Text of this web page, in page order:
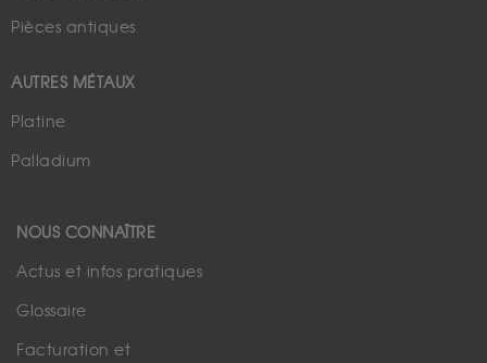
Pièces antiques
AUTRES MÉTAUX
Platine
Palladium
NOUS CONNAÎTRE
Actus et infos pratiques
Glossaire
Facturation et